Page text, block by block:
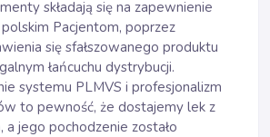
składają się na zapewnienie
Pacjentom, poprzez
się sfałszowanego produktu
łańcuchu dystrybucji.
systemu PLMVS i profesjonalizm
to pewność, że dostajemy lek z
a jego pochodzenie zostało